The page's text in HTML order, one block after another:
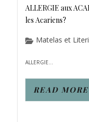
ALLERGIE aux
les Acariens?
Matelas et
ALLERGIE...
READ MORE